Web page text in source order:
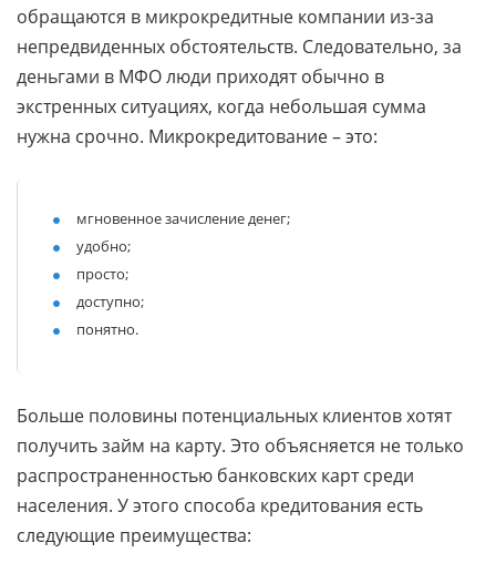
обращаются в микрокредитные компании из-за
непредвиденных обстоятельств. Следовательно, за
деньгами в МФО люди приходят обычно в
экстренных ситуациях, когда небольшая сумма
нужна срочно. Микрокредитование – это:
мгновенное зачисление денег;
удобно;
просто;
доступно;
понятно.
Больше половины потенциальных клиентов хотят
получить займ на карту. Это объясняется не только
распространенностью банковских карт среди
населения. У этого способа кредитования есть
следующие преимущества: